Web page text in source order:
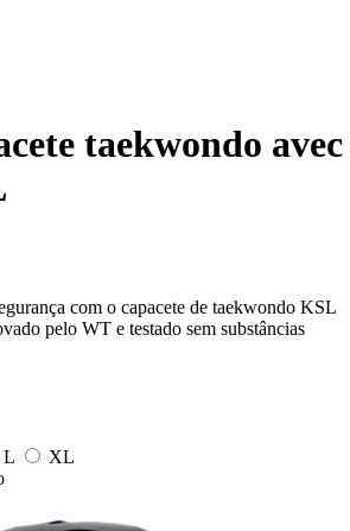
taekwondo avec
com o capacete de taekwondo KSL
pelo WT e testado sem substâncias
L
XL